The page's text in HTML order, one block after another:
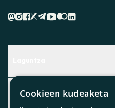
Centro de Ayuda
Aurkitu zerbitzurik egokiena
Albisteak
Cookieen kudeaketa